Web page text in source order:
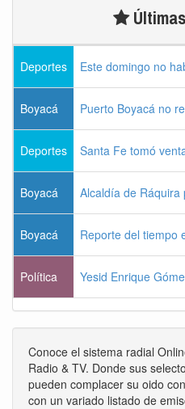
Deportes Este domingo no
Boyacá Puerto Boyacá no
Deportes Santa Fe tomó
Boyacá Alcaldía de
Boyacá Reporte del tiempo
Política Yesid Enrique
Conoce el sistema radial
Radio & TV. Donde sus
pueden complacer su oido
con un variado listado de